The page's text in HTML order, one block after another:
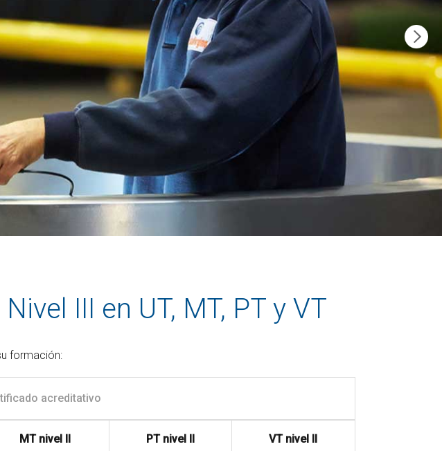
III en UT, MT, PT y VT
formación:
acreditativo
MT nivel II PT nivel II VT nivel II